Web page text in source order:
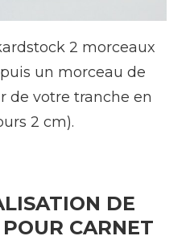
2 morceaux
puis un morceau de
de votre tranche en
2 cm).
DE
CARNET